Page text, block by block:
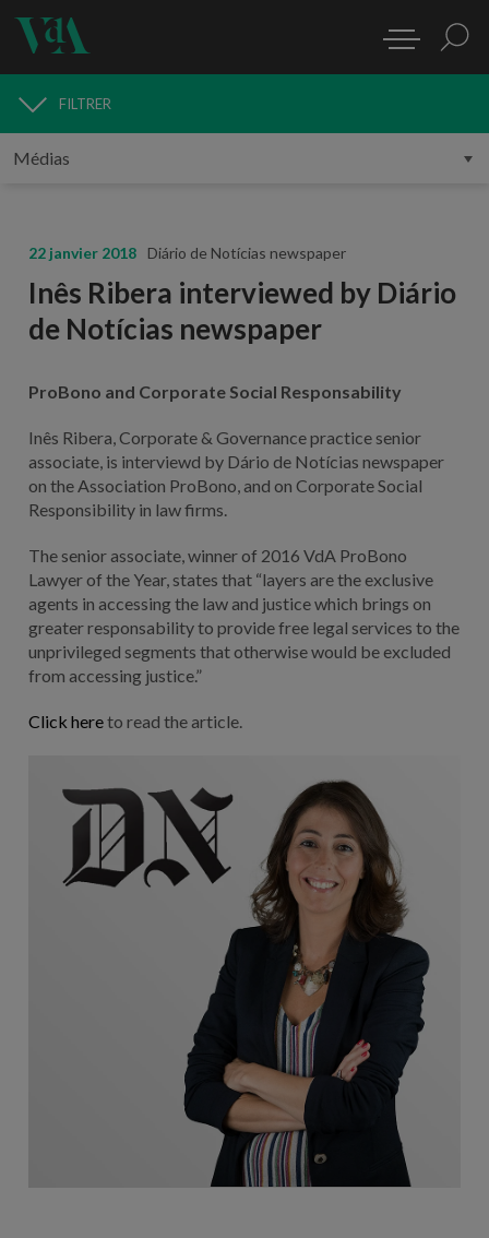
MÉDIAS
FILTRER
22 janvier 2018 Diário de Notícias newspaper
Inês Ribera interviewed by Diário
de Notícias newspaper
ProBono and Corporate Social Responsability
Inês Ribera, Corporate & Governance practice senior
associate, is interviewd by Dário de Notícias newspaper
on the Association ProBono, and on Corporate Social
Responsibility in law firms.
The senior associate, winner of 2016 VdA ProBono
Lawyer of the Year, states that “layers are the exclusive
agents in accessing the law and justice which brings on
greater responsability to provide free legal services to the
unprivileged segments that otherwise would be excluded
from accessing justice.”
Click hereto read the article.